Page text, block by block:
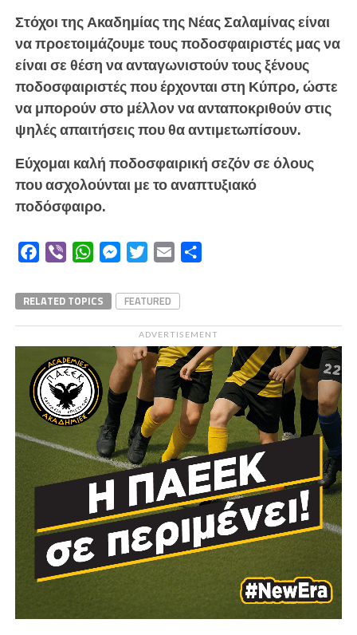
Στόχοι της Ακαδημίας της Νέας Σαλαμίνας είναι
να προετοιμάζουμε τους ποδοσφαιριστές μας να
είναι σε θέση να ανταγωνιστούν τους ξένους
ποδοσφαιριστές που έρχονται στη Κύπρο, ώστε
να μπορούν στο μέλλον να ανταποκριθούν στις
ψηλές απαιτήσεις που θα αντιμετωπίσουν.
Εύχομαι καλή ποδοσφαιρική σεζόν σε όλους
που ασχολούνται με το αναπτυξιακό
ποδόσφαιρο.
Facebook
Viber WhatsAppMessengerTwitterEmail
RELATED TOPICS FEATURED
ADVERTISEMENT